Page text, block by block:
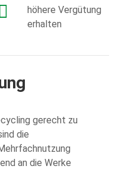
höhere Vergütung
erhalten
gerecht zu
die
an die Werke